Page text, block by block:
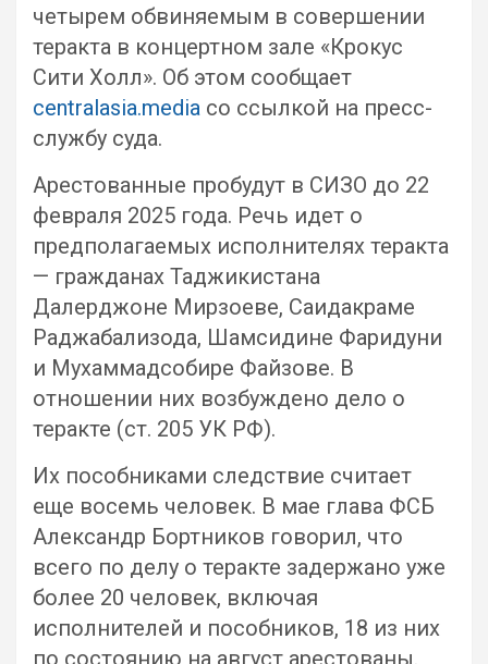
четырем обвиняемым в совершении
теракта в концертном зале «Крокус
Сити Холл». Об этом сообщает
centralasia.media со ссылкой на пресс-
службу суда.
Арестованные пробудут в СИЗО до 22
февраля 2025 года. Речь идет о
предполагаемых исполнителях теракта
— гражданах Таджикистана
Далерджоне Мирзоеве, Саидакраме
Раджабализода, Шамсидине Фаридуни
и Мухаммадсобире Файзове. В
отношении них возбуждено дело о
теракте (ст. 205 УК РФ).
Их пособниками следствие считает
еще восемь человек. В мае глава ФСБ
Александр Бортников говорил, что
всего по делу о теракте задержано уже
более 20 человек, включая
исполнителей и пособников, 18 из них
по состоянию на август арестованы.